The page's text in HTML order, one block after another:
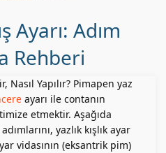
Ayarı: Adım
Rehberi
Nasıl Yapılır? Pimapen yaz
ayarı ile contanın
etmektir. Aşağıda
yazlık kışlık ayar
vidasının (eksantrik pim)